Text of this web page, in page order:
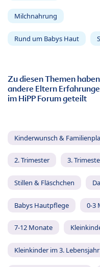
Milchnahrung
Rund um Babys Haut
Zu diesen Themen haben
andere Eltern
im HiPP Forum geteilt
Kinderwunsch &
2. Trimester 3.
Stillen & Fläschchen
Babys Hautpflege 0-3
7-12 Monate
Kleinkinder im 3. Lebensjahr